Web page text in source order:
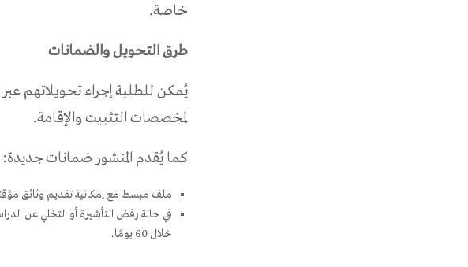
خاصة.
طرق التحويل والضمانات
يُمكن للطلبة إجراء تحويلاتهم
لمخصصات التثبيت والإقامة.
كما يُقدم المنشور ضمانات جديدة:
ملف مبسط مع إمكانية تقديم وثائق
خلال 60 يومًا.